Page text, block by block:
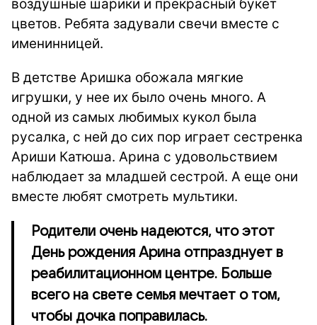
воздушные шарики и прекрасный букет
цветов. Ребята задували свечи вместе с
именинницей.
В детстве Аришка обожала мягкие
игрушки, у нее их было очень много. А
одной из самых любимых кукол была
русалка, с ней до сих пор играет сестренка
Ариши Катюша. Арина с удовольствием
наблюдает за младшей сестрой. А еще они
вместе любят смотреть мультики.
Родители очень надеются, что этот
День рождения Арина отпразднует в
реабилитационном центре. Больше
всего на свете семья мечтает о том,
чтобы дочка поправилась.